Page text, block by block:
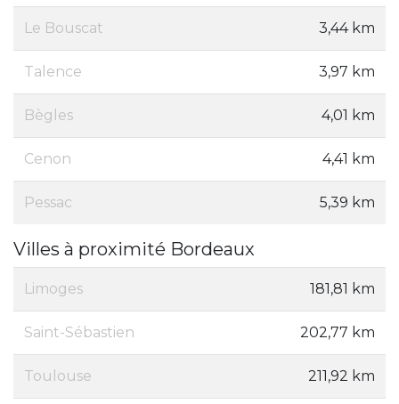
Le Bouscat 3,44 km
Talence 3,97 km
Bègles 4,01 km
Cenon 4,41 km
Pessac 5,39 km
Villes à proximité Bordeaux
Limoges 181,81 km
Saint-Sébastien 202,77 km
Toulouse 211,92 km